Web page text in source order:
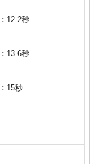
12.2秒
13.6秒
15秒